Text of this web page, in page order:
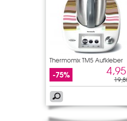
Thermomix TM5 Aufkleber
-75%